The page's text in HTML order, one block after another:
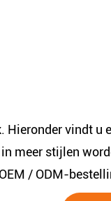
vindt u
meer stijlen
/ ODM-